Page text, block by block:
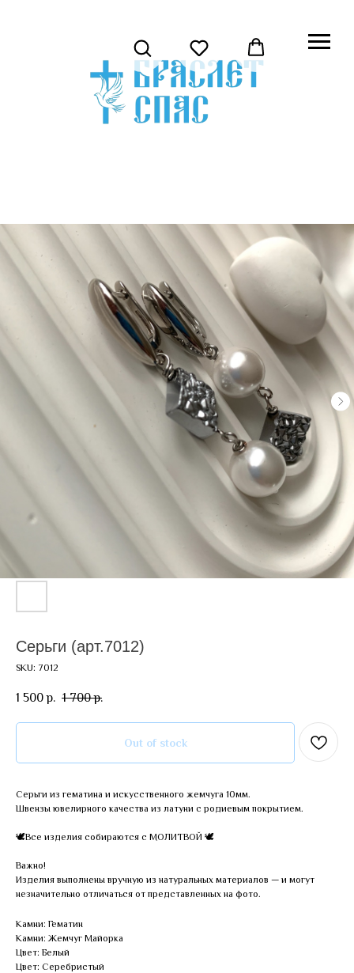
Серьги (арт.7012)
SKU: 7012
1 500 р. 1 700 р.
Out of stock
Серьги из гематина и искусственного жемчуга 10мм.
Швензы ювелирного качества из латуни с родиевым покрытием.
🕊Все изделия собираются с МОЛИТВОЙ 🕊
Важно!
Изделия выполнены вручную из натуральных материалов — и могут
незначительно отличаться от представленных на фото.
Камни: Гематин
Камни: Жемчуг Майорка
Цвет: Белый
Цвет: Серебристый